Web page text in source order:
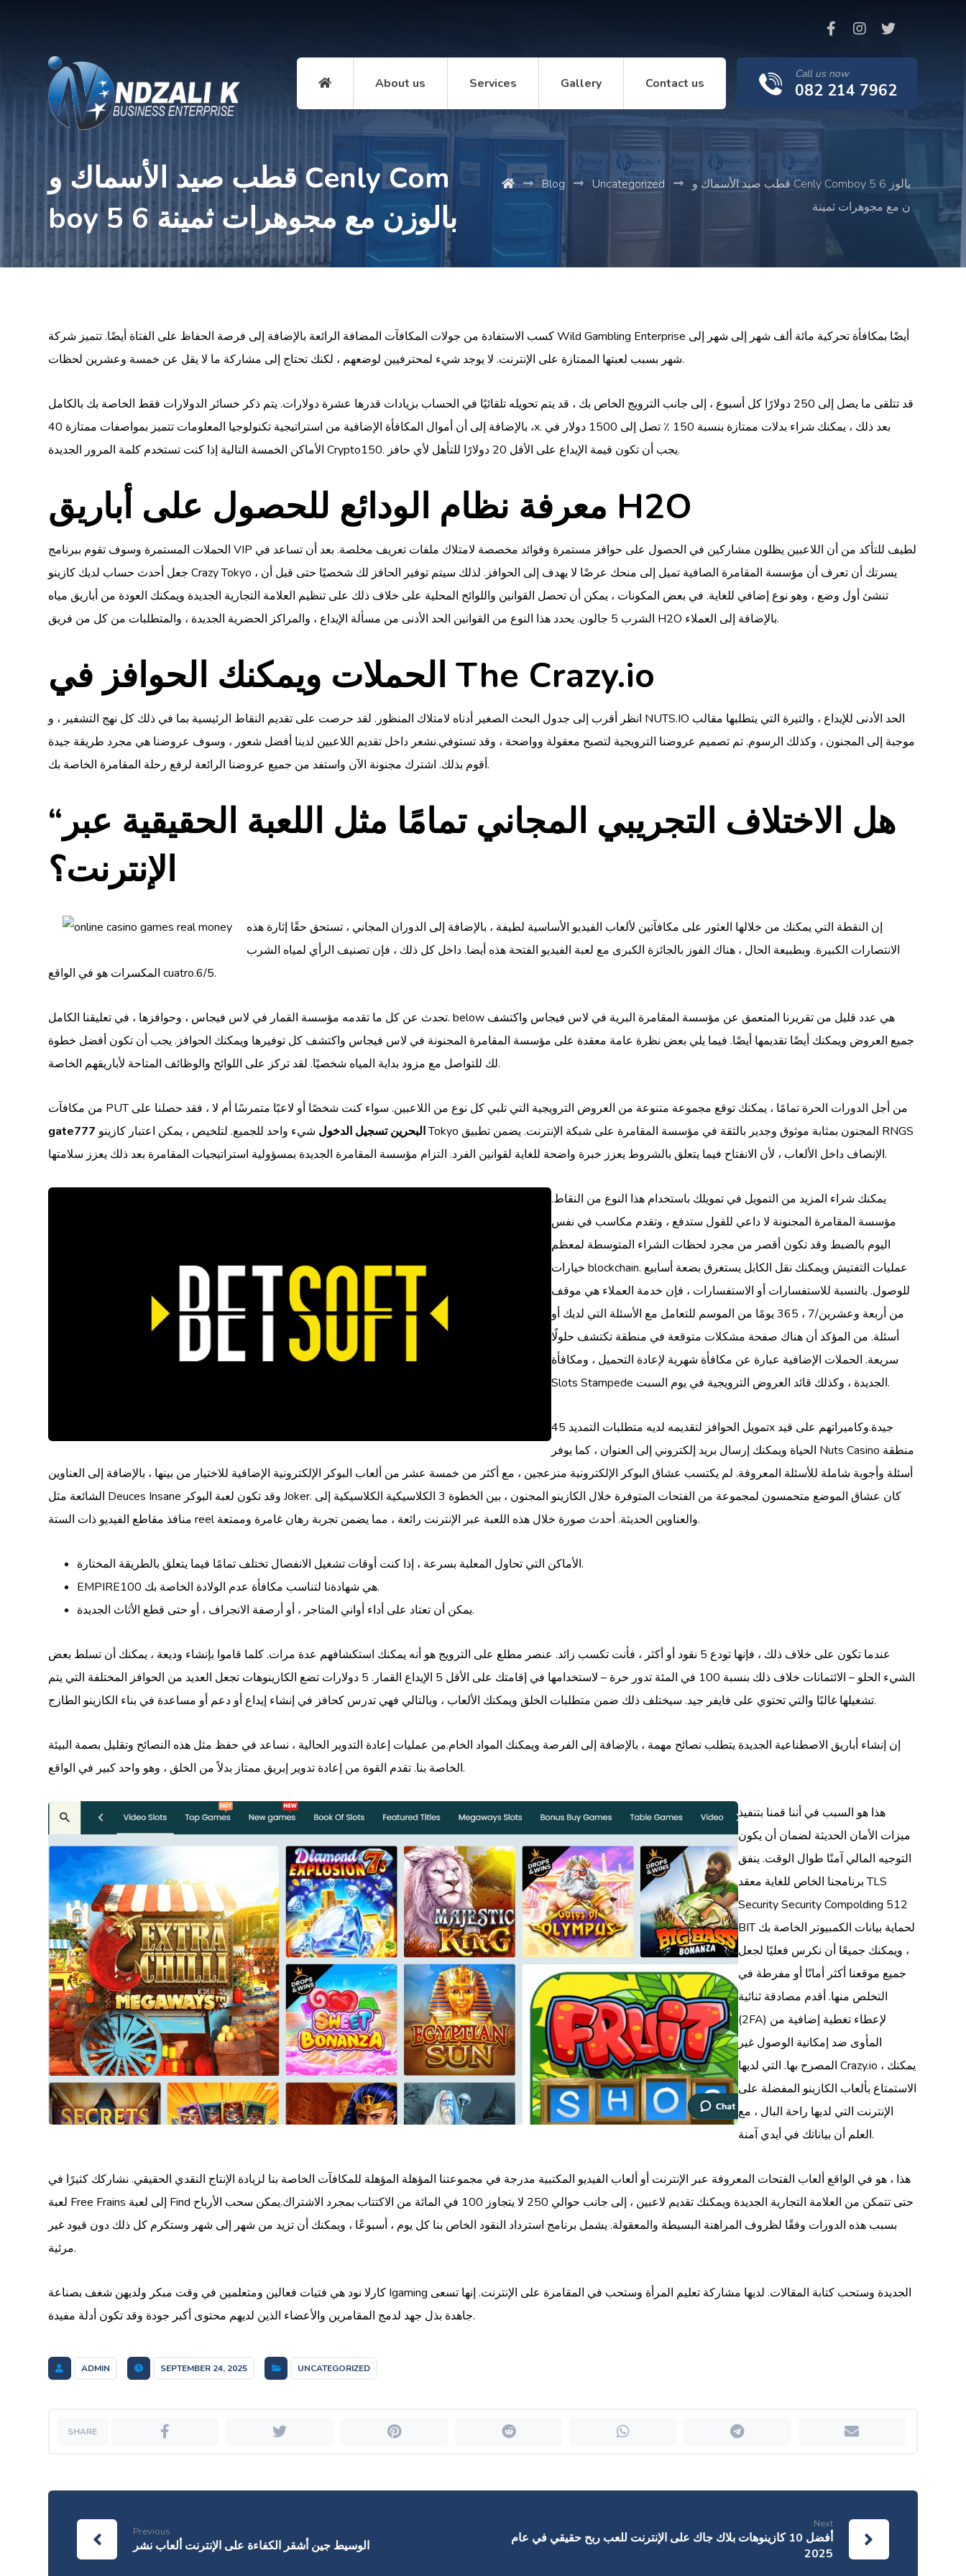
Call us now
082 214 7962
About us Services Gallery Contact us
قطب صيد الأسماك و Cenly Com
boy 5 6 بالوزن مع مجوهرات ثمينة
Blog Uncategorized
قطب صيد الأسماك و Cenly Comboy 5 6 بالوز
ن مع مجوهرات ثمينة
كسب الاستفادة من جولات المكافآت المضافة الرائعة بالإضافة إلى فرصة الحفاظ على الفتاة أيضًا. تتميز شركة Wild Gambling Enterprise أيضًا بمكافأة تحركية مائة ألف شهر إلى شهر إلى
شهر بسبب لعبتها الممتازة على الإنترنت. لا يوجد شيء لمحترفيين لوضعهم ، لكنك تحتاج إلى مشاركة ما لا يقل عن خمسة وعشرين لحظات.
قد تتلقى ما يصل إلى 250 دولارًا كل أسبوع ، إلى جانب الترويج الخاص بك ، قد يتم تحويله تلقائيًا في الحساب بزيادات قدرها عشرة دولارات.
يتم ذكر خسائر الدولارات فقط الخاصة بك بالكامل
، بالإضافة إلى أن أموال المكافأة الإضافية من استراتيجية تكنولوجيا المعلومات تتميز بمواصفات ممتازة 40x. بعد ذلك ، يمكنك شراء بدلات ممتازة بنسبة 150 ٪ تصل إلى 1500 دولار في
الأماكن الخمسة التالية إذا كنت تستخدم كلمة المرور الجديدة Crypto150. يجب أن تكون قيمة الإيداع على الأقل 20 دولارًا للتأهل لأي حافز.
معرفة نظام الودائع للحصول على أباريق H2O
الحملات المستمرة وسوف تقوم ببرنامج VIP لطيف للتأكد من أن اللاعبين يظلون مشاركين في الحصول على حوافز مستمرة وفوائد مخصصة لامتلاك ملفات تعريف مخلصة. بعد أن تساعد في
جعل أحدث حساب لديك كازينو Crazy Tokyo ، يسرتك أن تعرف أن مؤسسة المقامرة الصافية تميل إلى منحك عرضًا لا يهدف إلى الحوافز. لذلك سيتم توفير الحافز لك شخصيًا حتى قبل أن
تنشئ أول وضع ، وهو نوع إضافي للغاية. في بعض المكونات ، يمكن أن تحصل القوانين واللوائح المحلية على خلاف ذلك على تنظيم العلامة التجارية الجديدة ويمكنك العودة من أباريق مياه
الشرب 5 جالون. يحدد هذا النوع من القوانين الحد الأدنى من مسألة الإيداع ، والمراكز الحضرية الجديدة ، والمتطلبات من كل من فريق H2O بالإضافة إلى العملاء.
الحملات ويمكنك الحوافز في The Crazy.io
انظر أقرب إلى جدول البحث الصغير أدناه لامتلاك المنظور. لقد حرصت على تقديم النقاط الرئيسية بما في ذلك كل نهج التشفير ، و NUTS.IO الحد الأدنى للإيداع ، والتيرة التي يتطلبها مقالب
موجبة إلى المجنون ، وكذلك الرسوم. تم تصميم عروضنا الترويجية لتصبح معقولة وواضحة ، وقد تستوفي.نشعر داخل تقديم اللاعبين لدينا أفضل شعور ، وسوف عروضنا هي مجرد طريقة جيدة
أقوم بذلك. اشترك مجنونة الآن واستفد من جميع عروضنا الرائعة لرفع رحلة المقامرة الخاصة بك.
“هل الاختلاف التجريبي المجاني تمامًا مثل اللعبة الحقيقية عبر
الإنترنت؟
إن النقطة التي يمكنك من خلالها العثور على مكافآتين لألعاب الفيديو الأساسية لطيفة ، بالإضافة إلى الدوران المجاني ، تستحق حقًا إثارة هذه
الانتصارات الكبيرة. وبطبيعة الحال ، هناك الفوز بالجائزة الكبرى مع لعبة الفيديو الفتحة هذه أيضا. داخل كل ذلك ، فإن تصنيف الرأي لمياه الشرب
المكسرات هو في الواقع cuatro.6/5.
تحدث عن كل ما تقدمه مؤسسة القمار في لاس فيجاس ، وحوافزها ، في تعليقنا الكامل. below هي عدد قليل من تقريرنا المتعمق عن مؤسسة المقامرة البرية في لاس فيجاس واكتشف
جميع العروض ويمكنك أيضًا تقديمها أيضًا. فيما يلي بعض نظرة عامة معقدة على مؤسسة المقامرة المجنونة في لاس فيجاس واكتشف كل توفيرها ويمكنك الحوافز. يجب أن تكون أفضل خطوة
لك للتواصل مع مزود بداية المياه شخصيًا. لقد تركز على اللوائح والوظائف المتاحة لأباريقهم الخاصة.
من مكافآت PUT من أجل الدورات الحرة تمامًا ، يمكنك توقع مجموعة متنوعة من العروض الترويجية التي تلبي كل نوع من اللاعبين. سواء كنت شخصًا أو لاعبًا متمرسًا أم لا ، فقد حصلنا على
gate777 البحرين تسجيل الدخول شيء واحد للجميع. لتلخيص ، يمكن اعتبار كازينو Tokyo المجنون بمثابة موثوق وجدير بالثقة في مؤسسة المقامرة على شبكة الإنترنت. يضمن تطبيق RNGS
الإنصاف داخل الألعاب ، لأن الانفتاح فيما يتعلق بالشروط يعزز خبرة واضحة للغاية لقوانين الفرد. التزام مؤسسة المقامرة الجديدة بمسؤولية استراتيجيات المقامرة بعد ذلك يعزز سلامتها.
يمكنك شراء المزيد من التمويل في تمويلك باستخدام هذا النوع من النقاط.
مؤسسة المقامرة المجنونة لا داعي للقول ستدفع ، وتقدم مكاسب في نفس
اليوم بالضبط وقد تكون أقصر من مجرد لحظات الشراء المتوسطة لمعظم
خيارات blockchain. عمليات التفتيش ويمكنك نقل الكابل يستغرق بضعة أسابيع
للوصول. بالنسبة للاستفسارات أو الاستفسارات ، فإن خدمة العملاء هي موقف
من أربعة وعشرين/7 ، 365 يومًا من الموسم للتعامل مع الأسئلة التي لديك أو
أسئلة. من المؤكد أن هناك صفحة مشكلات متوقعة في منطقة تكتشف حلولًا
سريعة. الحملات الإضافية عبارة عن مكافأة شهرية لإعادة التحميل ، ومكافأة
Slots Stampede الجديدة ، وكذلك قائد العروض الترويجية في يوم السبت.
تمويل الحوافز لتقديمه لديه متطلبات التمديد 45x جيدة.وكاميراتهم على قيد
الحياة ويمكنك إرسال بريد إلكتروني إلى العنوان ، كما يوفر Nuts Casino منطقة
أسئلة وأجوبة شاملة للأسئلة المعروفة. لم يكتسب عشاق البوكر الإلكترونية منزعجين ، مع أكثر من خمسة عشر من ألعاب البوكر الإلكترونية الإضافية للاختيار من بينها ، بالإضافة إلى العناوين
الشائعة مثل Deuces Insane وقد تكون لعبة البوكر Joker. كان عشاق الموضع متحمسون لمجموعة من الفتحات المتوفرة خلال الكازينو المجنون ، بين الخطوة 3 الكلاسيكية الكلاسيكية إلى
منافذ مقاطع الفيديو ذات الستة reel والعناوين الحديثة. أحدث صورة خلال هذه اللعبة عبر الإنترنت رائعة ، مما يضمن تجربة رهان غامرة وممتعة.
الأماكن التي تحاول المعلبة بسرعة ، إذا كنت أوقات تشغيل الانفصال تختلف تمامًا فيما يتعلق بالطريقة المختارة.
EMPIRE100 هي شهادةنا لتناسب مكافأة عدم الولادة الخاصة بك.
يمكن أن تعتاد على أداء أواني المتاجر ، أو أرصفة الانجراف ، أو حتى قطع الأثاث الجديدة.
عندما تكون على خلاف ذلك ، فإنها تودع 5 نقود أو أكثر ، فأنت تكسب زائد. عنصر مطلع على الترويج هو أنه يمكنك استكشافهم عدة مرات. كلما قاموا بإنشاء وديعة ، يمكنك أن تسلط بعض
الشيء الحلو – الائتمانات خلاف ذلك بنسبة 100 في المئة تدور حرة – لاستخدامها في إقامتك على الأقل 5 الإيداع القمار. 5 دولارات تضع الكازينوهات تجعل العديد من الحوافز المختلفة التي يتم
تشغيلها غالبًا والتي تحتوي على فايفر جيد. سيختلف ذلك ضمن متطلبات الخلق ويمكنك الألعاب ، وبالتالي فهي تدرس كحافز في إنشاء إيداع أو دعم أو مساعدة في بناء الكازينو الطازج.
إن إنشاء أباريق الاصطناعية الجديدة يتطلب نصائح مهمة ، بالإضافة إلى الفرصة ويمكنك المواد الخام.من عمليات إعادة التدوير الحالية ، نساعد في حفظ مثل هذه النصائح وتقليل بصمة البيئة
الخاصة بنا. تقدم القوة من إعادة تدوير إبريق ممتاز بدلاً من الخلق ، وهو واحد كبير في الواقع.
هذا هو السبب في أننا قمنا بتنفيذ
ميزات الأمان الحديثة لضمان أن يكون
التوجيه المالي آمنًا طوال الوقت. ينفق
برنامجنا الخاص للغاية معقد TLS
Security Security Compolding 512
BIT لحماية بيانات الكمبيوتر الخاصة بك
، ويمكنك جميعًا أن نكرس فعليًا لجعل
جميع موقعنا أكثر أمانًا أو مفرطة في
التخلص منها. أقدم مصادقة ثنائية
(2FA) لإعطاء تغطية إضافية من
المأوى ضد إمكانية الوصول غير
المصرح بها. التي لديها Crazy.io ، يمكنك
الاستمتاع بألعاب الكازينو المفضلة على
الإنترنت التي لديها راحة البال ، مع
العلم أن بياناتك في أيدي آمنة.
هذا ، هو في الواقع ألعاب الفتحات المعروفة عبر الإنترنت أو ألعاب الفيديو المكتبية مدرجة في مجموعتنا المؤهلة المؤهلة للمكافآت الخاصة بنا لزيادة الإنتاج النقدي الحقيقي. نشاركك كثيرًا في
لعبة Free Frains إلى لعبة Find حتى تتمكن من العلامة التجارية الجديدة ويمكنك تقديم لاعبين ، إلى جانب حوالي 250 لا يتجاوز 100 في المائة من الاكتتاب بمجرد الاشتراك.يمكن سحب الأرباح
بسبب هذه الدورات وفقًا لظروف المراهنة البسيطة والمعقولة. يشمل برنامج استرداد النقود الخاص بنا كل يوم ، أسبوعًا ، ويمكنك أن تزيد من شهر إلى شهر وستكرم كل ذلك دون قيود غير
مرئية.
كارلا نود هي فتيات فعالين ومتعلمين في وقت مبكر ولديهن شغف بصناعة Igaming الجديدة وستحب كتابة المقالات. لديها مشاركة تعليم المرأة وستحب في المقامرة على الإنترنت. إنها تسعى
جاهدة بذل جهد لدمج المقامرين والأعضاء الذين لديهم محتوى أكبر جودة وقد تكون أدلة مفيدة.
ADMIN SEPTEMBER 24, 2025 UNCATEGORIZED
Previous
الوسيط جين أشقر الكفاءة على الإنترنت ألعاب نشر
Next
أفضل 10 كازينوهات بلاك جاك على الإنترنت للعب ربح حقيقي في عام
2025